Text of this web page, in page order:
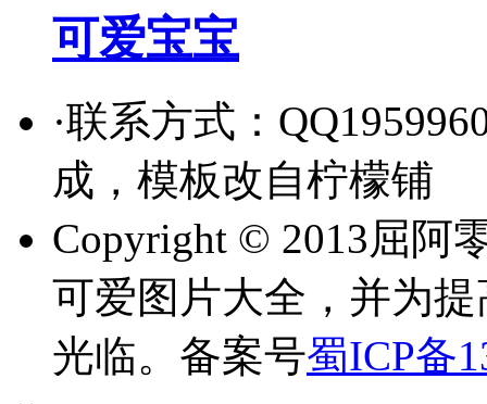
可爱宝宝
·联系方式：
成，模板改自柠檬铺
Copyright © 2013屈阿
可爱图片大全，并为
光临。备案号蜀ICP备